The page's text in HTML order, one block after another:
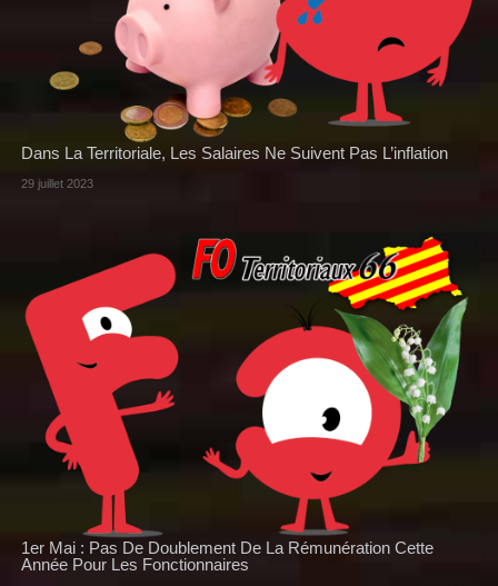
Dans La Territoriale, Les Salaires Ne Suivent Pas L’inflation
29 juillet 2023
1er Mai : Pas De Doublement De La Rémunération Cette
Année Pour Les Fonctionnaires